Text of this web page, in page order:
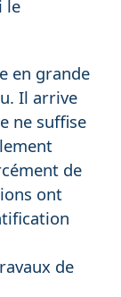
le
en grande
Il arrive
ne suffise
de
ont
de